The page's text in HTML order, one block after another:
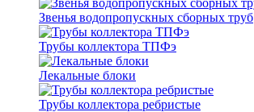
Звенья водопропускных сборных труб
Трубы коллектора ТПФэ
Лекальные блоки
Трубы коллектора ребристые